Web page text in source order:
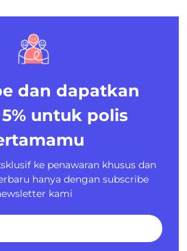
dan dapatkan
untuk polis
ke penawaran khusus dan
hanya dengan subscribe
kami